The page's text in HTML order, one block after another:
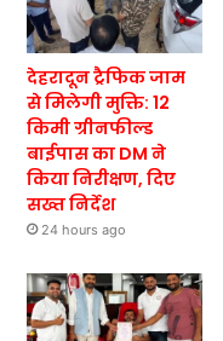
देहरादून ट्रैफिक जाम
से मिलेगी मुक्ति: 12
किमी ग्रीनफील्ड
बाईपास का DM ने
किया निरीक्षण, दिए
सख्त निर्देश
24 hours ago